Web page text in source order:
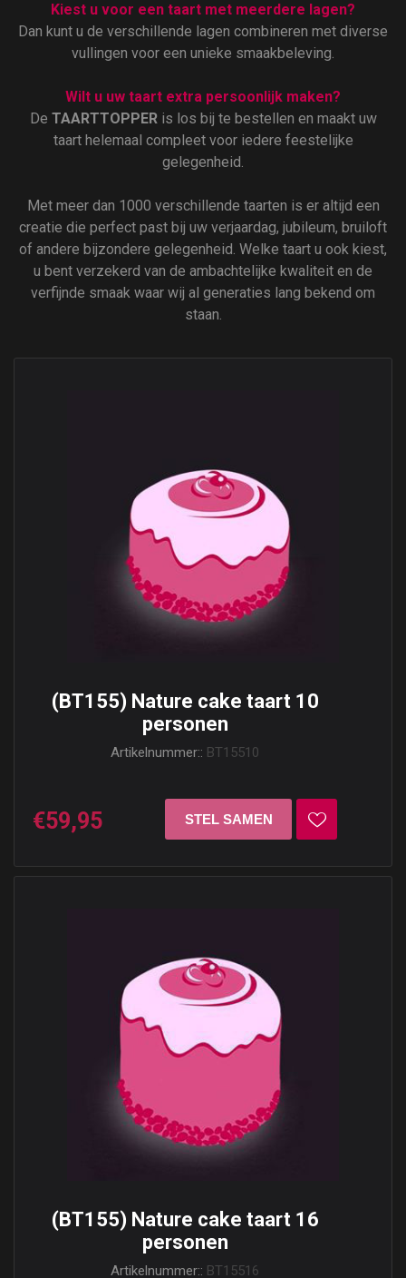
Kiest u voor een taart met meerdere lagen?
Dan kunt u de verschillende lagen combineren met diverse
vullingen voor een unieke smaakbeleving.
Wilt u uw taart extra persoonlijk maken?
De TAARTTOPPERis los bij te bestellen en maakt uw
taart helemaal compleet voor iedere feestelijke
gelegenheid.
Met meer dan 1000 verschillende taarten is er altijd een
creatie die perfect past bij uw verjaardag, jubileum, bruiloft
of andere bijzondere gelegenheid. Welke taart u ook kiest,
u bent verzekerd van de ambachtelijke kwaliteit en de
verfijnde smaak waar wij al generaties lang bekend om
staan.
(BT155) Nature cake taart 10
personen
Artikelnummer:: BT15510
€59,95
(BT155) Nature cake taart 16
personen
Artikelnummer:: BT15516